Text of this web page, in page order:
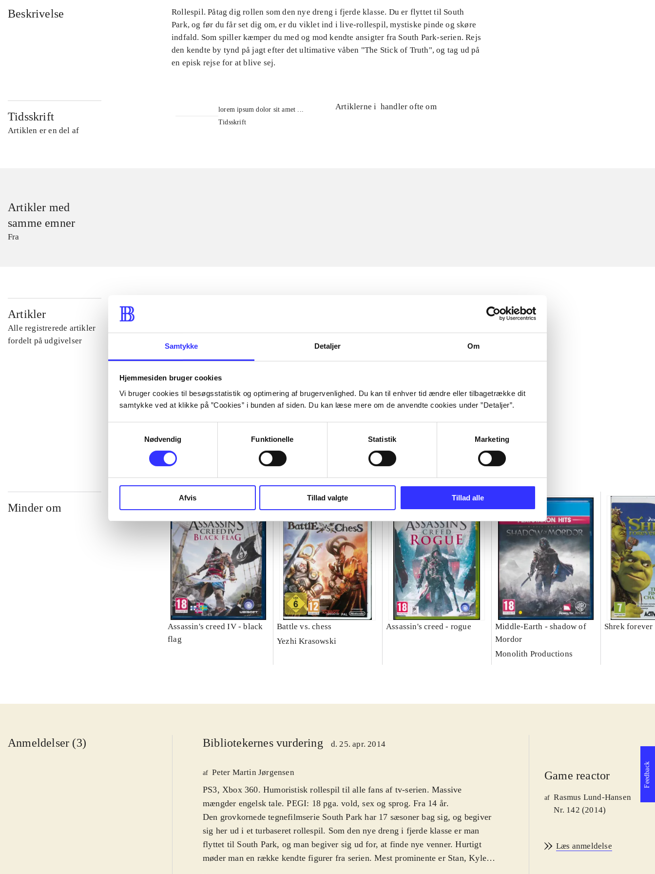
Samtykke Detaljer Om
Hjemmesiden bruger cookies
Vi bruger cookies til besøgsstatistik og optimering af brugervenlighed. Du kan til enhver tid ændre eller tilbagetrække dit
samtykke ved at klikke på ”Cookies” i bunden af siden. Du kan læse mere om de anvendte cookies under ”Detaljer”.
Nødvendig
Funktionelle Statistik Marketing
Afvis Tillad valgte Tillad alle
Beskrivelse
Rollespil. Påtag dig rollen som den nye dreng i fjerde klasse. Du er flyttet til South
Park, og før du får set dig om, er du viklet ind i live-rollespil, mystiske pinde og skøre
indfald. Som spiller kæmper du med og mod kendte ansigter fra South Park-serien. Rejs
den kendte by tynd på jagt efter det ultimative våben "The Stick of Truth", og tag ud på
en episk rejse for at blive sej.
Tidsskrift
Artiklen er en del af
lorem ipsum dolor sit amet ...
Tidsskrift
Artiklerne i handler ofte om
Artikler med
samme emner
Fra
Artikler
Alle registrerede artikler
fordelt på udgivelser
...
Minder om
Assassin's creed IV - black
flag
Battle vs. chess
Yezhi Krasowski
Assassin's creed - rogue
Middle-Earth - shadow of
Mordor
Monolith Productions
Shrek forever
Anmeldelser (3) Bibliotekernes vurdering d. 25. apr. 2014
af Peter Martin Jørgensen
PS3, Xbox 360. Humoristisk rollespil til alle fans af tv-serien. Massive
mængder engelsk tale. PEGI: 18 pga. vold, sex og sprog. Fra 14 år.
Den grovkornede tegnefilmserie South Park har 17 sæsoner bag sig, og begiver
sig her ud i et turbaseret rollespil. Som den nye dreng i fjerde klasse er man
flyttet til South Park, og man begiver sig ud for, at finde nye venner. Hurtigt
møder man en række kendte figurer fra serien. Mest prominente er Stan, Kyle,
Game reactor
af Rasmus Lund-Hansen
Nr. 142 (2014)
Læs anmeldelse
Feedback